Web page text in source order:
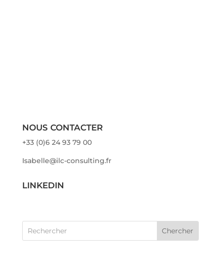
NOUS CONTACTER
+33 (0)6 24 93 79 00
Isabelle@ilc-consulting.fr
LINKEDIN